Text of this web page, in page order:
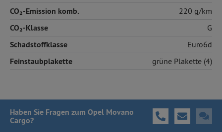
CO₂-Emission komb. 220 g/km
CO₂-Klasse G
Schadstoffklasse Euro6d
Feinstaubplakette grüne Plakette (4)
Haben Sie Fragen zum Opel Movano
Cargo?